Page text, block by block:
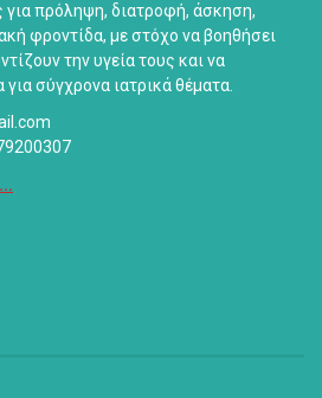
για πρόληψη, διατροφή, άσκηση,
φροντίδα, με στόχο να βοηθήσει
την υγεία τους και να
σύγχρονα ιατρικά θέματα.